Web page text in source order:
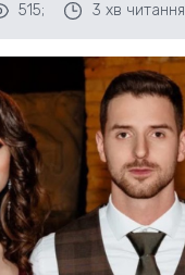
515; 3 хв читання